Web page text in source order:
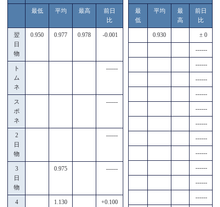
最低 平均 最高
前日
比
翌
日
物
0.950 0.977 0.978 -0.001
ト
ム
ネ
------
ス
ポ
ネ
------
2
日
物
------
3
日
物
0.975 ------
4
1.130 +0.100
最
低
平均
最
高
前日
比
0.930 ± 0
------
------
------
------
------
------
------
------
------
------
------